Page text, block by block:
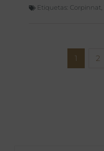
Etiquetas: Corpinnat
1 2